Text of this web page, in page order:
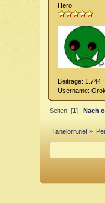
Hero
Beiträge: 1.744
Username: Orok
Seiten: [1]
Nach
Tanelorn.net »